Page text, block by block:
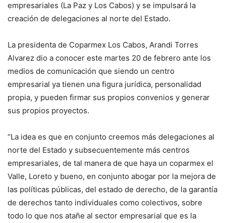
empresariales (La Paz y Los Cabos) y se impulsará la
creación de delegaciones al norte del Estado.
La presidenta de Coparmex Los Cabos, Arandi Torres
Alvarez dio a conocer este martes 20 de febrero ante los
medios de comunicación que siendo un centro
empresarial ya tienen una figura jurídica, personalidad
propia, y pueden firmar sus propios convenios y generar
sus propios proyectos.
“La idea es que en conjunto creemos más delegaciones al
norte del Estado y subsecuentemente más centros
empresariales, de tal manera de que haya un coparmex el
Valle, Loreto y bueno, en conjunto abogar por la mejora de
las políticas públicas, del estado de derecho, de la garantía
de derechos tanto individuales como colectivos, sobre
todo lo que nos atañe al sector empresarial que es la